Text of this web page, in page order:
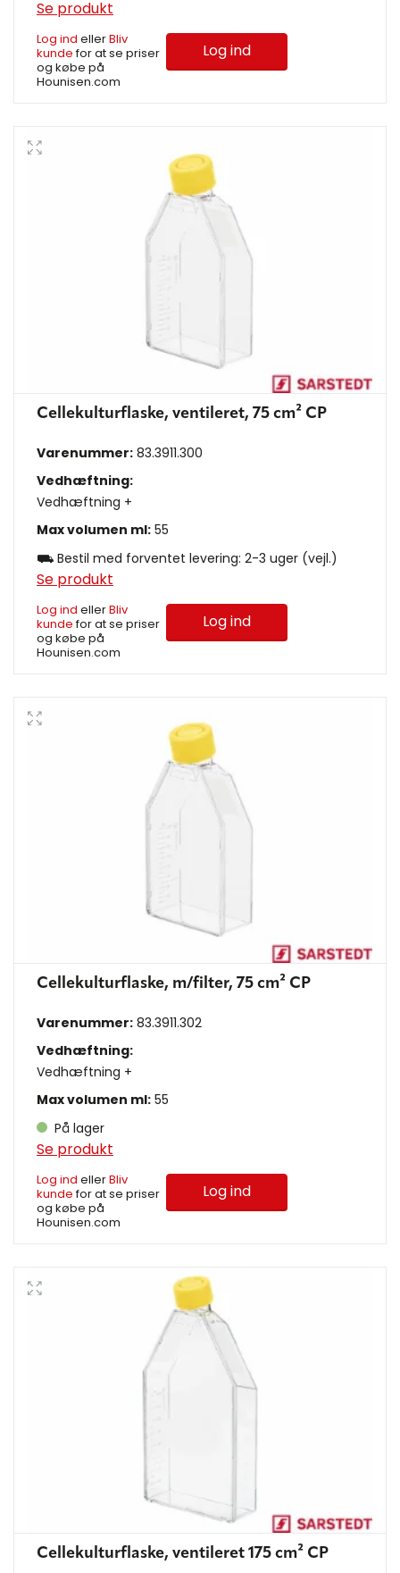
Se produkt
Log ind ellerBliv
kundefor at se priser
og købe på
Hounisen.com
Log ind
Cellekulturflaske, ventileret, 75 cm² CP
Varenummer: 83.3911.300
Vedhæftning:
Vedhæftning +
Max volumen ml: 55
⛟ Bestil med forventet levering: 2-3 uger (vejl.)
Se produkt
Log ind ellerBliv
kundefor at se priser
og købe på
Hounisen.com
Log ind
Cellekulturflaske, m/filter, 75 cm² CP
Varenummer: 83.3911.302
Vedhæftning:
Vedhæftning +
Max volumen ml: 55
På lager
Se produkt
Log ind ellerBliv
kundefor at se priser
og købe på
Hounisen.com
Log ind
Cellekulturflaske, ventileret 175 cm² CP